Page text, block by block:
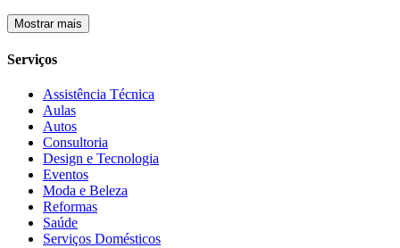
Mostrar mais
Serviços
Assistência Técnica
Aulas
Autos
Consultoria
Design e Tecnologia
Eventos
Moda e Beleza
Reformas
Saúde
Serviços Domésticos